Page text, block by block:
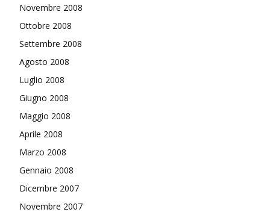
Novembre 2008
Ottobre 2008
Settembre 2008
Agosto 2008
Luglio 2008
Giugno 2008
Maggio 2008
Aprile 2008
Marzo 2008
Gennaio 2008
Dicembre 2007
Novembre 2007